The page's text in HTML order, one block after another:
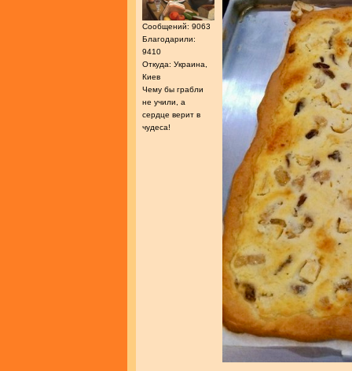
Сообщений: 9063
Благодарили:
9410
Откуда: Украина,
Киев
Чему бы грабли
не учили, а
сердце верит в
чудеса!